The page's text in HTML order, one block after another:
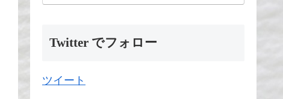
Twitter でフォロー
ツイート